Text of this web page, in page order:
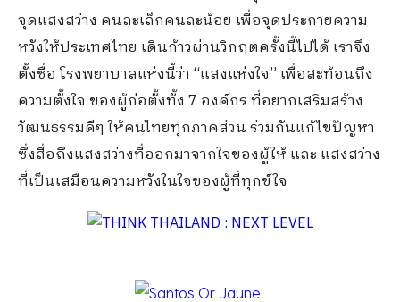
จุดแสงสว่าง คนละเล็กคนละน้อย เพื่อจุดประกายความ
หวังให้ประเทศไทย เดินก้าวผ่านวิกฤตครั้งนี้ไปได้ เราจึง
ตั้งชื่อ โรงพยาบาลแห่งนี้ว่า “แสงแห่งใจ” เพื่อสะท้อนถึง
ความตั้งใจ ของผู้ก่อตั้งทั้ง 7 องค์กร ที่อยากเสริมสร้าง
วัฒนธรรมดีๆ ให้คนไทยทุกภาคส่วน ร่วมกันแก้ไขปัญหา
ซึ่งสื่อถึงแสงสว่างที่ออกมาจากใจของผู้ให้ และ แสงสว่าง
ที่เป็นเสมือนความหวังในใจของผู้ที่ทุกข์ใจ